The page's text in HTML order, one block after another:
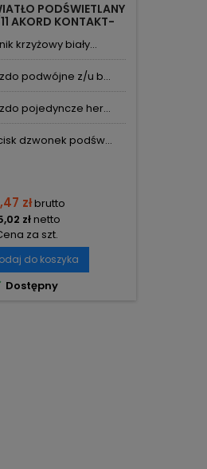
PODŚWIETLANY
AKORD KONTAKT-
krzyżowy biały...
podwójne z/u b...
pojedyncze her...
dzwonek podśw...
złbrutto
złnetto
za szt.
do koszyka
Dostępny